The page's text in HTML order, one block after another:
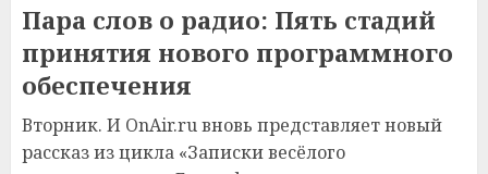
Пара слов о радио: Пять стадий
принятия нового программного
обеспечения
Вторник. И OnAir.ru вновь представляет новый
рассказ из цикла «Записки весёлого